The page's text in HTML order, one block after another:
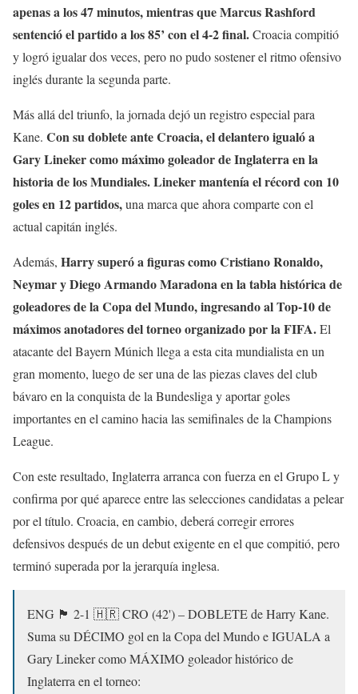
apenas a los 47 minutos, mientras que Marcus Rashford
sentenció el partido a los 85’ con el 4-2 final.Croacia compitió
y logró igualar dos veces, pero no pudo sostener el ritmo ofensivo
inglés durante la segunda parte.
Más allá del triunfo, la jornada dejó un registro especial para
Kane. Con su doblete ante Croacia, el delantero igualó a
Gary Lineker como máximo goleador de Inglaterra en la
historia de los Mundiales. Lineker mantenía el récord con 10
goles en 12 partidos,una marca que ahora comparte con el
actual capitán inglés.
Además, Harry superó a figuras como Cristiano Ronaldo,
Neymar y Diego Armando Maradona en la tabla histórica de
goleadores de la Copa del Mundo, ingresando al Top-10 de
máximos anotadores del torneo organizado por la FIFA.El
atacante del Bayern Múnich llega a esta cita mundialista en un
gran momento, luego de ser una de las piezas claves del club
bávaro en la conquista de la Bundesliga y aportar goles
importantes en el camino hacia las semifinales de la Champions
League.
Con este resultado, Inglaterra arranca con fuerza en el Grupo L y
confirma por qué aparece entre las selecciones candidatas a pelear
por el título. Croacia, en cambio, deberá corregir errores
defensivos después de un debut exigente en el que compitió, pero
terminó superada por la jerarquía inglesa.
ENG 🏴󠁧󠁢󠁥󠁮󠁧󠁿 2-1 🇭🇷 CRO (42') – DOBLETE de Harry Kane.
Suma su DÉCIMO gol en la Copa del Mundo e IGUALA a
Gary Lineker como MÁXIMO goleador histórico de
Inglaterra en el torneo: